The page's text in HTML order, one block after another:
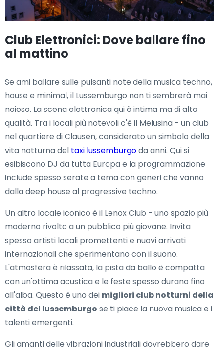
Club Elettronici: Dove ballare fino
al mattino
Se ami ballare sulle pulsanti note della musica techno,
house e minimal, il Lussemburgo non ti sembrerà mai
noioso. La scena elettronica qui è intima ma di alta
qualità. Tra i locali più notevoli c'è il Melusina - un club
nel quartiere di Clausen, considerato un simbolo della
vita notturna del taxi lussemburgoda anni. Qui si
esibiscono DJ da tutta Europa e la programmazione
include spesso serate a tema con generi che vanno
dalla deep house al progressive techno.
Un altro locale iconico è il Lenox Club - uno spazio più
moderno rivolto a un pubblico più giovane. Invita
spesso artisti locali promettenti e nuovi arrivati
internazionali che sperimentano con il suono.
L'atmosfera è rilassata, la pista da ballo è compatta
con un'ottima acustica e le feste spesso durano fino
all'alba. Questo è uno dei migliori club notturni della
città del lussemburgo se ti piace la nuova musica e i
talenti emergenti.
Gli amanti delle vibrazioni industriali dovrebbero dare